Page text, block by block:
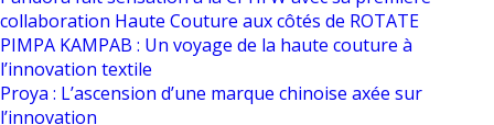
collaboration Haute Couture aux côtés de ROTATE
PIMPA KAMPAB : Un voyage de la haute couture à
l’innovation textile
Proya : L’ascension d’une marque chinoise axée sur
l’innovation